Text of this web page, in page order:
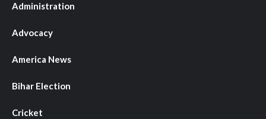
Administration
Advocacy
America News
Bihar Election
Cricket